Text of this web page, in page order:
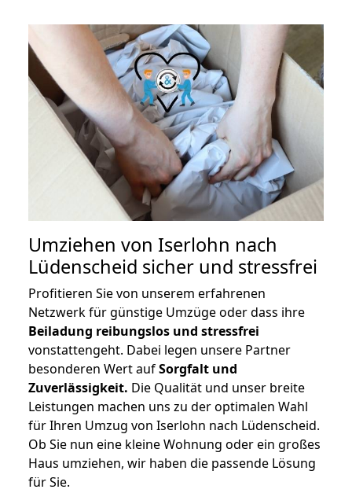
Umziehen von Iserlohn nach
Lüdenscheid sicher und stressfrei
Profitieren Sie von unserem erfahrenen
Netzwerk für günstige Umzüge oder dass ihre
Beiladung reibungslos und stressfrei
vonstattengeht. Dabei legen unsere Partner
besonderen Wert aufSorgfalt und
Zuverlässigkeit. Die Qualität und unser breite
Leistungen machen uns zu der optimalen Wahl
für Ihren Umzug von Iserlohn nach Lüdenscheid.
Ob Sie nun eine kleine Wohnung oder ein großes
Haus umziehen, wir haben die passende Lösung
für Sie.